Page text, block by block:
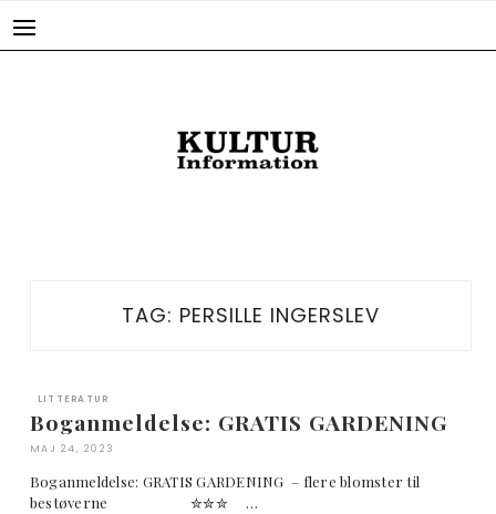
TAG: PERSILLE INGERSLEV
LITTERATUR
Boganmeldelse: GRATIS GARDENING
MAJ 24, 2023
Boganmeldelse: GRATIS GARDENING – flere blomster til
bestøverne ✮✮✮ …